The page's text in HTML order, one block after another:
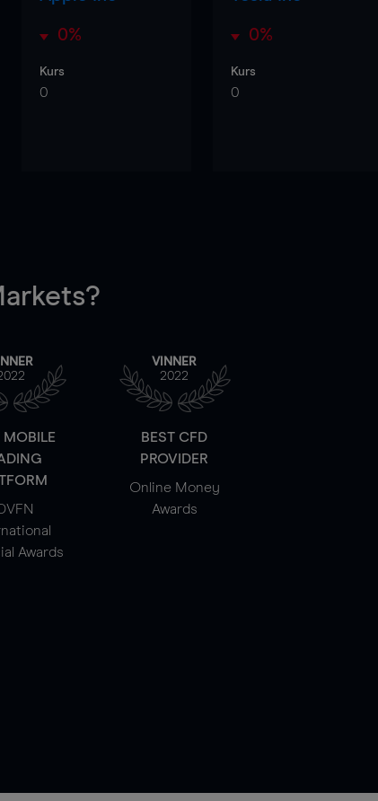
0%
Kurs
0
0%
Kurs
0
MOBILE
Awards
VINNER
2022
BEST CFD
PROVIDER
Online Money
Awards